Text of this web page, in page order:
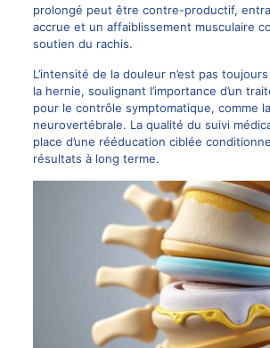
prolongé peut être contre-productif,
accrue et un affaiblissement musculaire
soutien du rachis.
L’intensité de la douleur n’est pas
la hernie, soulignant l’importance d’un
pour le contrôle symptomatique, comme
neurovertébrale. La qualité du suivi
place d’une rééducation ciblée
résultats à long terme.